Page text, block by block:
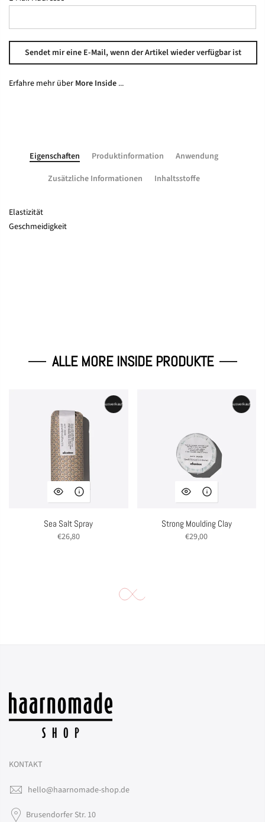
Erfahre mehr über More Inside ...
Eigenschaften Produktinformation
Anwendung
Zusätzliche Informationen
Inhaltsstoffe
Elastizität
Geschmeidigkeit
ALLE MORE INSIDE PRODUKTE
Ausverkauft
Sea Salt Spray
€26,80
Ausverkauft
Strong Moulding Clay
€29,00
KONTAKT
hello@haarnomade-shop.de
Brusendorfer Str. 10